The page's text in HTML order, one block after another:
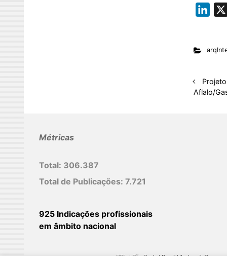
k
d
I
Aflalo/
Métricas
Total: 306.387
Total de Publicações: 7.721
925 Indicações profissionais
em âmbito nacional
©Biz | São Paulo | Brasil | Arqbrasil: O